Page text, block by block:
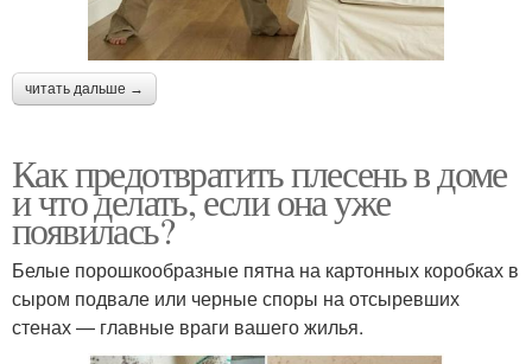
читать дальше →
Как предотвратить плесень в доме
и что делать, если она уже
появилась?
Белые порошкообразные пятна на картонных коробках в
сыром подвале или черные споры на отсыревших
стенах — главные враги вашего жилья.